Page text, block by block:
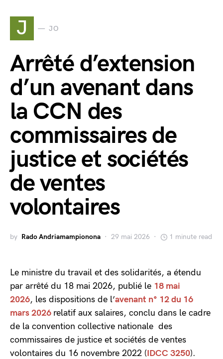
J JO
Arrêté d’extension
d’un avenant dans
la CCN des
commissaires de
justice et sociétés
de ventes
volontaires
by Rado Andriamampionona 29 mai 2026 1 minute read
Le ministre du travail et des solidarités, a étendu
par arrêté du 18 mai 2026, publié le 18 mai
2026, les dispositions de l’avenant n° 12 du 16
mars 2026 relatif aux salaires, conclu dans le cadre
de la convention collective nationale des
commissaires de justice et sociétés de ventes
volontaires du 16 novembre 2022 (IDCC 3250).